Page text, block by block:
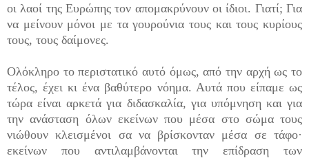
οι λαοί της Ευρώπης τον απομακρύνουν οι ίδιοι. Γιατί; Για
να μείνουν μόνοι με τα γουρούνια τους και τους κυρίους
τους, τους δαίμονες.
Ολόκληρο το περιστατικό αυτό όμως, από την αρχή ως το
τέλος, έχει κι ένα βαθύτερο νόημα. Αυτά που είπαμε ως
τώρα είναι αρκετά για διδασκαλία, για υπόμνηση και για
την ανάσταση όλων εκείνων που μέσα στο σώμα τους
νιώθουν κλεισμένοι σα να βρί­σκονταν μέσα σε τάφο·
εκείνων που αντιλαμβάνονται την επίδραση των